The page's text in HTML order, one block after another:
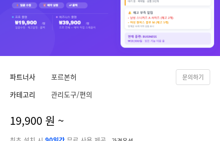
파트너사 포르본허 문의하기
카테고리 관리도구/편의
19,900 원 ~